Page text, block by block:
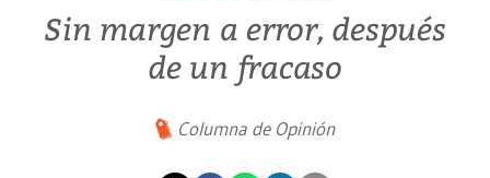
Sin margen a error, después
de un fracaso
Columna de Opinión